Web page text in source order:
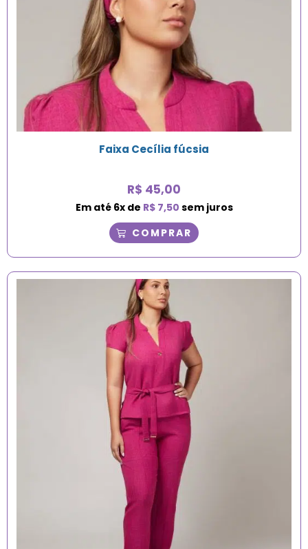
Faixa Cecília fúcsia
R$ 45,00
Em até 6x de R$7,50 sem juros
COMPRAR